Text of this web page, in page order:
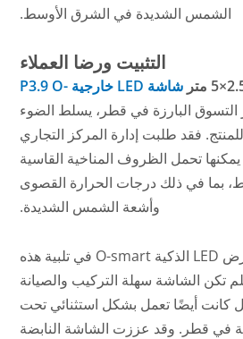
الشمس الشديدة في الشرق الأوسط.
التثبيت ورضا العملاء
متر
شاشة LED خارجية P3.9 O-
البارزة في قطر، يسلط الضوء
فقد طلبت إدارة المركز التجاري
تحمل الظروف المناخية القاسية
بما في ذلك درجات الحرارة القصوى
وأشعة الشمس الشديدة.
وقد نجحت شاشة العرض LED الذكية O-smart في تلبية هذه
تكن الشاشة سهلة التركيب والصيانة
كانت أيضًا تعمل بشكل استثنائي تحت
في قطر. وقد عززت الشاشة النابضة